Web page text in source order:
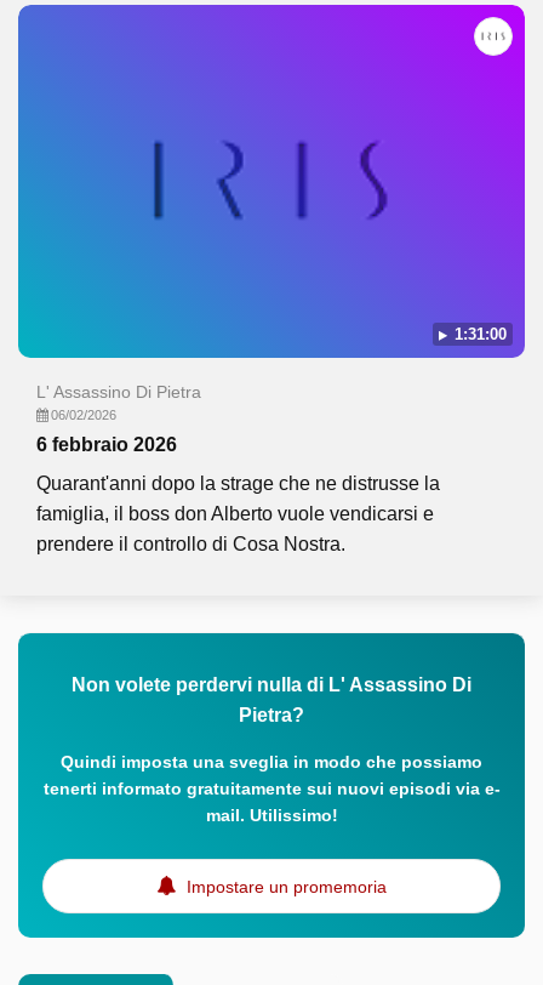
1:31:00
L' Assassino Di Pietra
06/02/2026
6 febbraio 2026
Quarant'anni dopo la strage che ne distrusse la
famiglia, il boss don Alberto vuole vendicarsi e
prendere il controllo di Cosa Nostra.
Non volete perdervi nulla di L' Assassino Di
Pietra?
Quindi imposta una sveglia in modo che possiamo
tenerti informato gratuitamente sui nuovi episodi via e-
mail. Utilissimo!
Impostare un promemoria